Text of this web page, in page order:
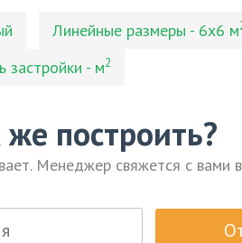
Линейные размеры - 6х6 м
застройки - м2
построить?
Менеджер свяжется с вами